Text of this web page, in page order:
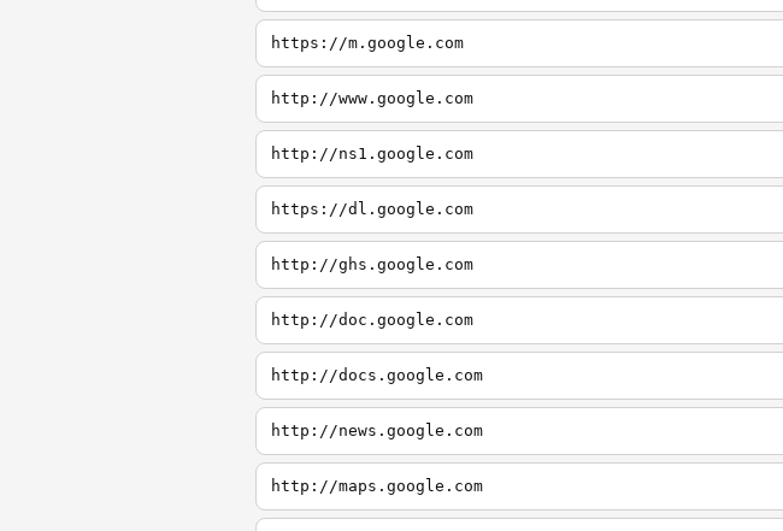
https://m.google.com
http://www.google.com
http://ns1.google.com
https://dl.google.com
http://ghs.google.com
http://doc.google.com
http://docs.google.com
http://news.google.com
http://maps.google.com